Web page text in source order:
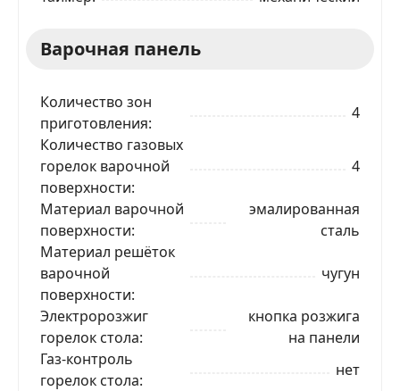
Варочная панель
Количество зон
приготовления
4
Количество газовых
горелок варочной
поверхности
4
Материал варочной
поверхности
эмалированная
сталь
Материал решёток
варочной
поверхности
чугун
Электророзжиг
горелок стола
кнопка розжига
на панели
Газ-контроль
горелок стола
нет